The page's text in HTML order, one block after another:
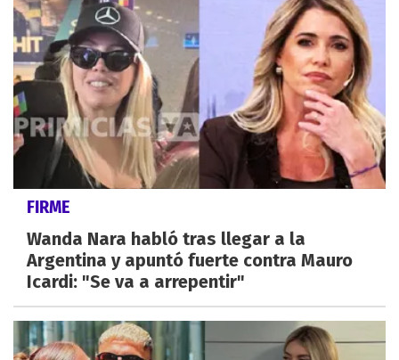
FIRME
Wanda Nara habló tras llegar a la
Argentina y apuntó fuerte contra Mauro
Icardi: "Se va a arrepentir"